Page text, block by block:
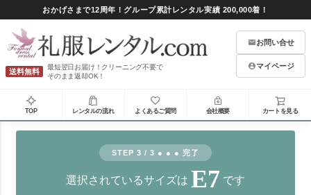
おかげさまで12周年！グループ累計レンタル実績 200,000着！
送料無料
最短翌日お届け！クリーニング不要で
そのまま返却OK！
お問い合せ
マイページ
TOP レンタルの流れ よくあるご質問 会社概要 カートを見る
STEP 3 / 3 ● ● ● 完了
選択されているサイズは E7 です